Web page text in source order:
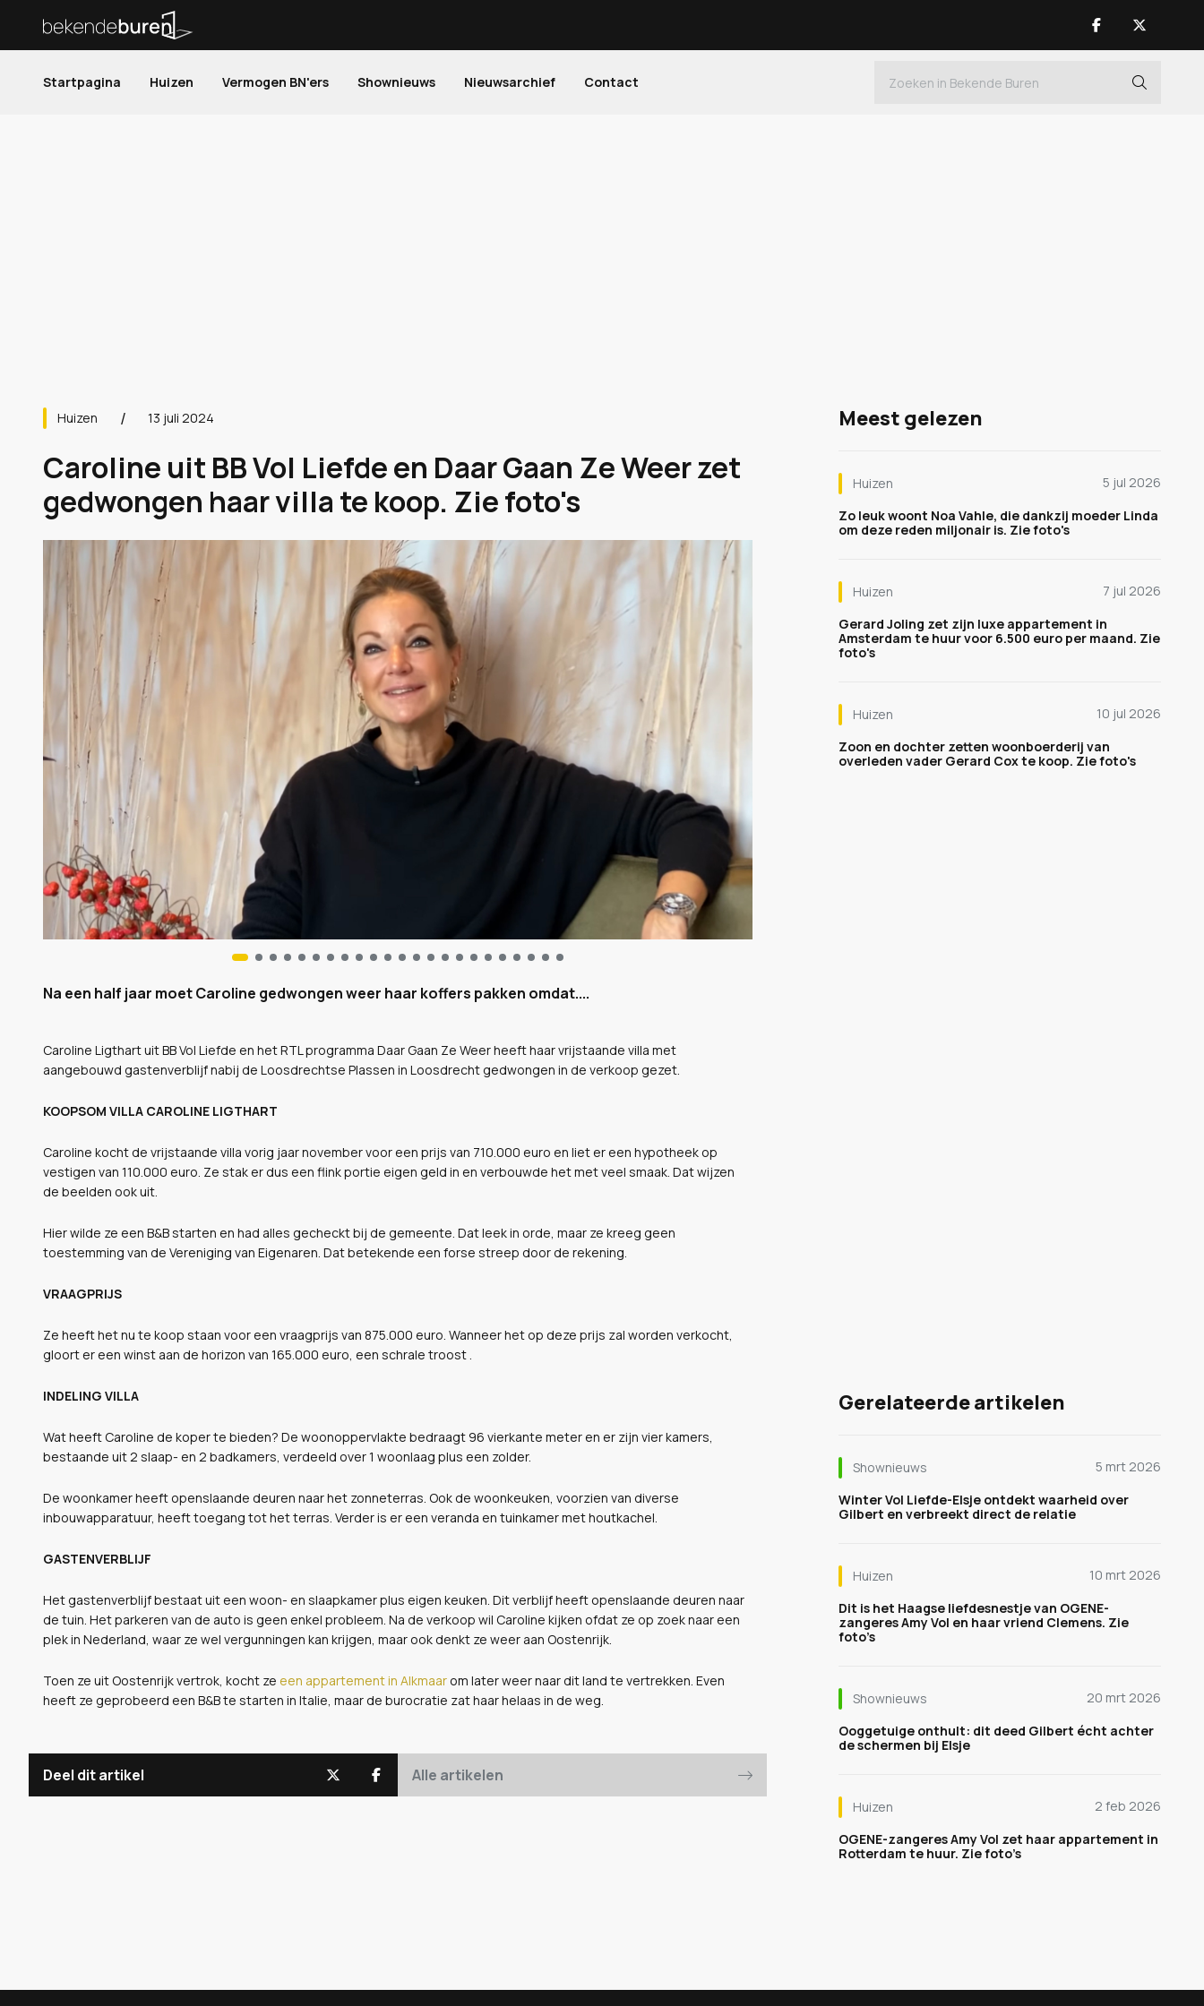
Startpagina Huizen Vermogen BN'ers Shownieuws Nieuwsarchief Contact
Huizen 13 juli 2024
Caroline uit BB Vol Liefde en Daar Gaan Ze Weer zet
gedwongen haar villa te koop. Zie foto's
Na een half jaar moet Caroline gedwongen weer haar koffers pakken omdat....
Caroline Ligthart uit BB Vol Liefde en het RTL programma Daar Gaan Ze Weer heeft haar vrijstaande villa met
aangebouwd gastenverblijf nabij de Loosdrechtse Plassen in Loosdrecht gedwongen in de verkoop gezet.
KOOPSOM VILLA CAROLINE LIGTHART
Caroline kocht de vrijstaande villa vorig jaar november voor een prijs van 710.000 euro en liet er een hypotheek op
vestigen van 110.000 euro. Ze stak er dus een flink portie eigen geld in en verbouwde het met veel smaak. Dat wijzen
de beelden ook uit.
Hier wilde ze een B&B starten en had alles gecheckt bij de gemeente. Dat leek in orde, maar ze kreeg geen
toestemming van de Vereniging van Eigenaren. Dat betekende een forse streep door de rekening.
VRAAGPRIJS
Ze heeft het nu te koop staan voor een vraagprijs van 875.000 euro. Wanneer het op deze prijs zal worden verkocht,
gloort er een winst aan de horizon van 165.000 euro, een schrale troost .
INDELING VILLA
Wat heeft Caroline de koper te bieden? De woonoppervlakte bedraagt 96 vierkante meter en er zijn vier kamers,
bestaande uit 2 slaap- en 2 badkamers, verdeeld over 1 woonlaag plus een zolder.
De woonkamer heeft openslaande deuren naar het zonneterras. Ook de woonkeuken, voorzien van diverse
inbouwapparatuur, heeft toegang tot het terras. Verder is er een veranda en tuinkamer met houtkachel.
GASTENVERBLIJF
Het gastenverblijf bestaat uit een woon- en slaapkamer plus eigen keuken. Dit verblijf heeft openslaande deuren naar
de tuin. Het parkeren van de auto is geen enkel probleem. Na de verkoop wil Caroline kijken ofdat ze op zoek naar een
plek in Nederland, waar ze wel vergunningen kan krijgen, maar ook denkt ze weer aan Oostenrijk.
Toen ze uit Oostenrijk vertrok, kocht ze een appartement in Alkmaar om later weer naar dit land te vertrekken. Even
heeft ze geprobeerd een B&B te starten in Italie, maar de burocratie zat haar helaas in de weg.
Deel dit artikel Alle artikelen
Meest gelezen
Huizen
5 jul 2026
Zo leuk woont Noa Vahle, die dankzij moeder Linda
om deze reden miljonair is. Zie foto's
Huizen
7 jul 2026
Gerard Joling zet zijn luxe appartement in
Amsterdam te huur voor 6.500 euro per maand. Zie
foto's
Huizen
10 jul 2026
Zoon en dochter zetten woonboerderij van
overleden vader Gerard Cox te koop. Zie foto's
Gerelateerde artikelen
Shownieuws
5 mrt 2026
Winter Vol Liefde-Elsje ontdekt waarheid over
Gilbert en verbreekt direct de relatie
Huizen
10 mrt 2026
Dit is het Haagse liefdesnestje van OGENE-
zangeres Amy Vol en haar vriend Clemens. Zie
foto’s
Shownieuws
20 mrt 2026
Ooggetuige onthult: dit deed Gilbert écht achter
de schermen bij Elsje
Huizen
2 feb 2026
OGENE-zangeres Amy Vol zet haar appartement in
Rotterdam te huur. Zie foto’s